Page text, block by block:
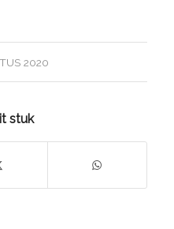
2020
stuk